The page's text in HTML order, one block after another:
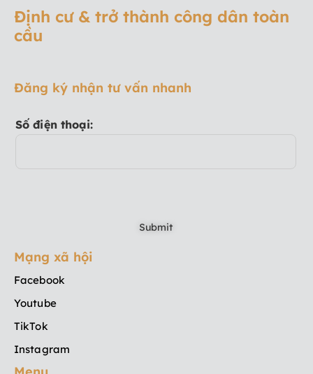
Định cư & trở thành công dân toàn
cầu
Đăng ký nhận tư vấn nhanh
Số điện thoại:
Mạng xã hội
Facebook
Youtube
TikTok
Instagram